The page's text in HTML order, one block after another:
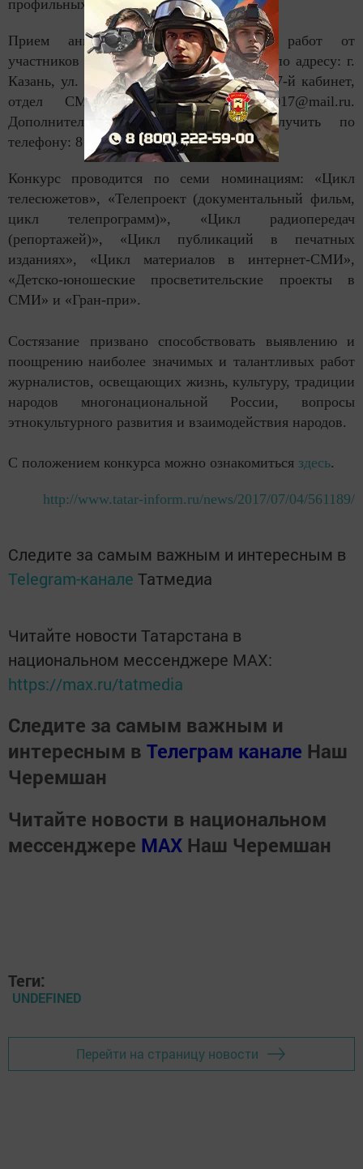
профильных детских СМИ.
Прием анкет-заявок и конкурсных работ от
участников осуществляется до 1 августа по адресу: г.
Казань, ул. Декабристов, д. 2, 6-й этаж, 7-й кабинет,
отдел СМИ. E-mail: mnogolikaya2017@mail.ru.
Дополнительные справки можно получить по
телефону: 8 (843) 570-31-12.
Конкурс проводится по семи номинациям: «Цикл
телесюжетов», «Телепроект (документальный фильм,
цикл телепрограмм)», «Цикл радиопередач
(репортажей)», «Цикл публикаций в печатных
изданиях», «Цикл материалов в интернет-СМИ»,
«Детско-юношеские просветительские проекты в
СМИ» и «Гран-при».
Состязание призвано способствовать выявлению и
поощрению наиболее значимых и талантливых работ
журналистов, освещающих жизнь, культуру, традиции
народов многонациональной России, вопросы
этнокультурного развития и взаимодействия народов.
С положением конкурса можно ознакомиться здесь.
http://www.tatar-inform.ru/news/2017/07/04/561189/
Следите за самым важным и интересным в
Telegram-канале Татмедиа
Читайте новости Татарстана в
национальном мессенджере MАХ:
https://max.ru/tatmedia
Следите за самым важным и
интересным в Телеграм канале Наш
Черемшан
Читайте новости в национальном
мессенджере MАХ Наш Черемшан
Теги:
UNDEFINED
Перейти на страницу новости